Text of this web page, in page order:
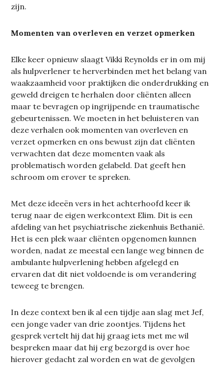
zijn.
Momenten van overleven en verzet opmerken
Elke keer opnieuw slaagt Vikki Reynolds er in om mij
als hulpverlener te herverbinden met het belang van
waakzaamheid voor praktijken die onderdrukking en
geweld dreigen te herhalen door cliënten alleen
maar te bevragen op ingrijpende en traumatische
gebeurtenissen. We moeten in het beluisteren van
deze verhalen ook momenten van overleven en
verzet opmerken en ons bewust zijn dat cliënten
verwachten dat deze momenten vaak als
problematisch worden gelabeld. Dat geeft hen
schroom om erover te spreken.
Met deze ideeën vers in het achterhoofd keer ik
terug naar de eigen werkcontext Elim. Dit is een
afdeling van het psychiatrische ziekenhuis Bethanië.
Het is een plek waar cliënten opgenomen kunnen
worden, nadat ze meestal een lange weg binnen de
ambulante hulpverlening hebben afgelegd en
ervaren dat dit niet voldoende is om verandering
teweeg te brengen.
In deze context ben ik al een tijdje aan slag met Jef,
een jonge vader van drie zoontjes. Tijdens het
gesprek vertelt hij dat hij graag iets met me wil
bespreken maar dat hij erg bezorgd is over hoe
hierover gedacht zal worden en wat de gevolgen